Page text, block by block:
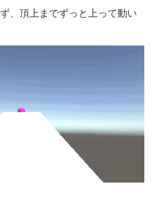
、頂上までずっと上って動い